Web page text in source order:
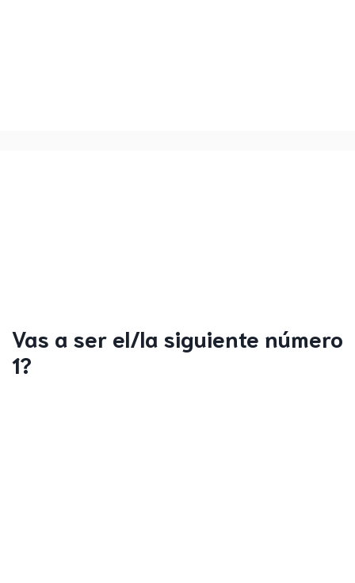
Vas a ser el/la siguiente número
1?